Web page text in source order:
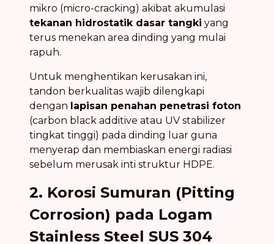
mikro (micro-cracking) akibat akumulasi
tekanan hidrostatik dasar tangki yang
terus menekan area dinding yang mulai
rapuh.
Untuk menghentikan kerusakan ini,
tandon berkualitas wajib dilengkapi
dengan lapisan penahan penetrasi foton
(carbon black additive atau UV stabilizer
tingkat tinggi) pada dinding luar guna
menyerap dan membiaskan energi radiasi
sebelum merusak inti struktur HDPE.
2. Korosi Sumuran (Pitting
Corrosion) pada Logam
Stainless Steel SUS 304